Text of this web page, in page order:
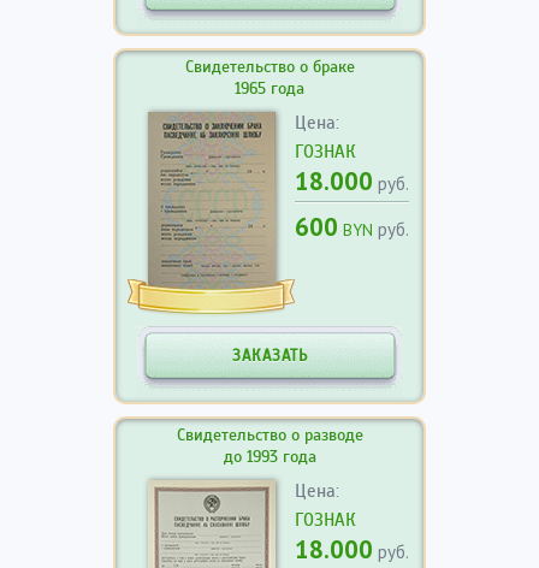
Свидетельство о браке
1965 года
Цена:
ГОЗНАК
18.000 руб.
600 BYN руб.
ЗАКАЗАТЬ
Свидетельство о разводе
до 1993 года
Цена:
ГОЗНАК
18.000 руб.